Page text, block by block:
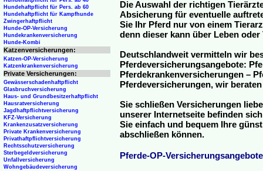
Die Auswahl der richtigen
Absicherung für eventuelle
Sie Ihr Pferd nur von einem
denn dieser kann über Leben
Deutschlandweit vermitteln wir
Pferdeversicherungsangebote:
Pferdekrankenversicherungen –
Pferdeversicherungen, wir
Sie schließen Versicherungen
unserer Internetseite befinden
Sie einfach und bequem Ihre
abschließen können.
Pferde-OP-Versicherungsangebote
Hundehaftpflicht für Pers. ab 60
Hundehaftpflicht für Kampfhunde
Zwingerhaftpflicht
Hunde-OP-Versicherung
Hundekrankenversicherung
Hunde-Kombi
Katzenversicherungen:
Katzen-OP-Versicherung
Katzenkrankenversicherung
Private Versicherungen:
Gewässerschadenhaftpflicht
Glasbruchversicherung
Haus- und Grundbesitzerhaftpflicht
Hausratversicherung
Jagdhaftpflichtversicherung
KFZ-Versicherung
Krankenzusatzversicherung
Private Krankenversicherung
Privathaftpflichtversicherung
Rechtsschutzversicherung
Sterbegeldversicherung
Unfallversicherung
Wohngebäudeversicherung